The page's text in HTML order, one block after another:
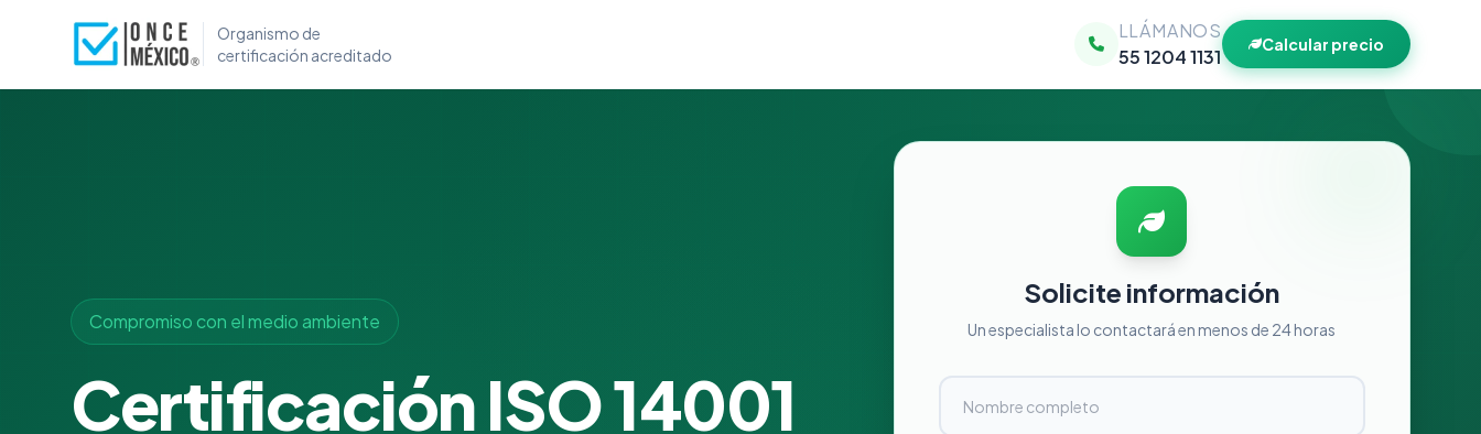
Organismo de
certificación acreditado
LLÁMANOS
55 1204 1131
Calcular precio
Compromiso con el medio ambiente
Certificación ISO 14001
Solicite información
Un especialista lo contactará en menos de 24 horas